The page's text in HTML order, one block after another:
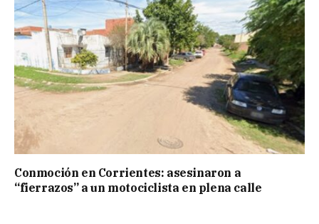
Conmoción en Corrientes: asesinaron a
“fierrazos” a un motociclista en plena calle